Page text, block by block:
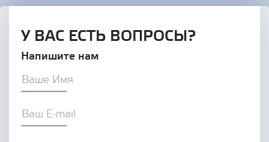
У ВАС ЕСТЬ ВОПРОСЫ?
Напишите нам